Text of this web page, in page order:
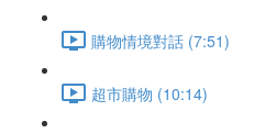
購物情境對話 (7:51)
超市購物 (10:14)